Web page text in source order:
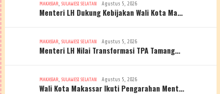
MAKASSAR, SULAWESI SELATAN Agustus 5, 2026
Menteri LH Dukung Kebijakan Wali Kota Ma…
MAKASSAR, SULAWESI SELATAN Agustus 5, 2026
Menteri LH Nilai Transformasi TPA Tamang…
MAKASSAR, SULAWESI SELATAN Agustus 5, 2026
Wali Kota Makassar Ikuti Pengarahan Ment…